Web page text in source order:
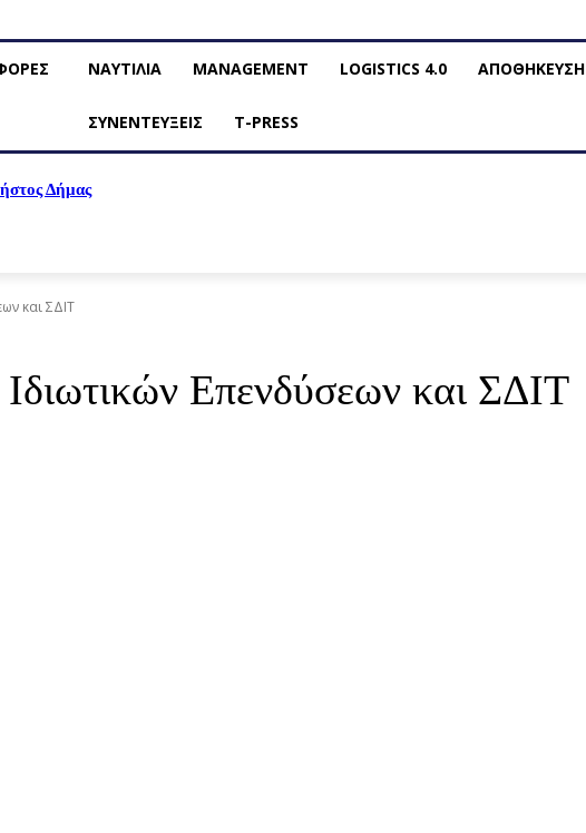
ΝΑΥΤΙΛΙΑ MANAGEMENT LOGISTICS 4.0 ΑΠΟΘΗΚΕΥΣΗ
ΣΥΝΕΝΤΕΥΞΕΙΣ T-PRESS
Δήμας
και ΣΔΙΤ
Επενδύσεων και ΣΔΙΤ